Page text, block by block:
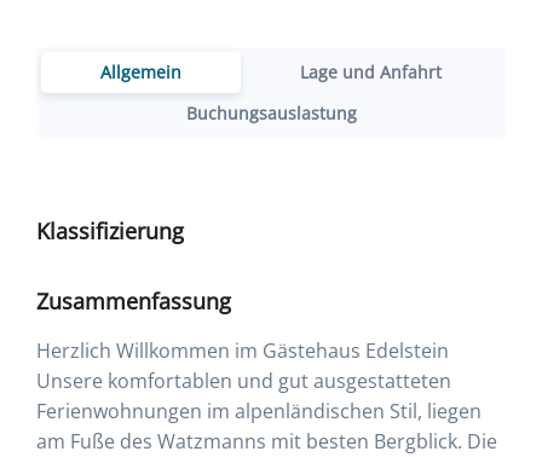
Allgemein
Lage und Anfahrt
Buchungsauslastung
Klassifizierung
Zusammenfassung
Herzlich Willkommen im Gästehaus Edelstein
Unsere komfortablen und gut ausgestatteten
Ferienwohnungen im alpenländischen Stil, liegen
am Fuße des Watzmanns mit besten Bergblick. Die